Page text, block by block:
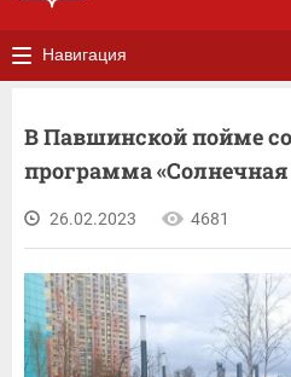
Навигация
В Павшинской пойме
программа
26.02.2023 4681